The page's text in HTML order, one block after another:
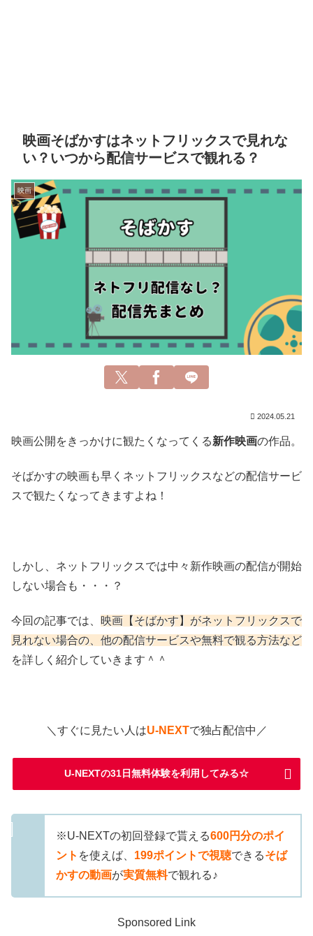
映画そばかすはネットフリックスで見れな
い？いつから配信サービスで観れる？
映画
2024.05.21
映画公開をきっかけに観たくなってくる新作映画の作品。
そばかすの映画も早くネットフリックスなどの配信サービ
スで観たくなってきますよね！
しかし、ネットフリックスでは中々新作映画の配信が開始
しない場合も・・・？
今回の記事では、 映画【そばかす】がネットフリックスで
見れない場合の、他の配信サービスや無料で観る方法など
を詳しく紹介していきます＾＾
＼すぐに見たい人はU-NEXTで独占配信中／
U-NEXTの31日無料体験を利用してみる☆
※U-NEXTの初回登録で貰える600円分のポイ
ント を使えば、 199ポイントで視聴できるそば
かすの動画が実質無料で観れる♪
Sponsored Link